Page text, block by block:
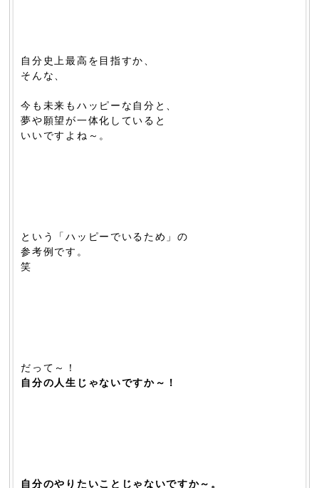
自分史上最高を目指すか、
そんな、
今も未来もハッピーな自分と、
夢や願望が一体化していると
いいですよね～。
という「ハッピーでいるため」の
参考例です。
笑
だって～！
自分の人生じゃないですか～！
自分のやりたいことじゃないですか～。